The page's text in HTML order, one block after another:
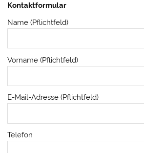
Kontaktformular
Name (Pflichtfeld)
Vorname (Pflichtfeld)
E-Mail-Adresse (Pflichtfeld)
Telefon